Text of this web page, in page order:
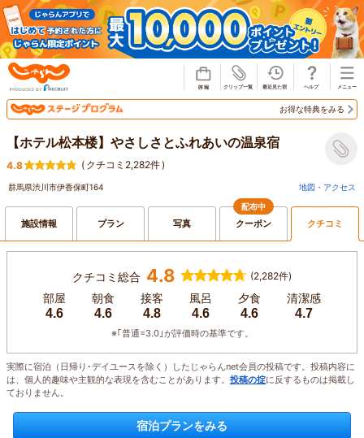
お得な特典をみる
【ホテル松本楼】やさしさとふれあいの温泉宿
4.8 ( クチコミ2,282件)
群馬県渋川市伊香保町164 地図・アクセス
施設情報 プラン 写真
配布中
クーポン クチコミ
クチコミ総合 4.8 (2,282件)
部屋
4.6
朝食
4.6
接客
4.8
風呂
4.6
夕食
4.6
清潔感
4.7
※｢普通=3.0｣が評価時の基準です。
実際に宿泊（日帰り･デイユースを除く）したじゃらんnet会員の投稿です。投稿内容に
は、個人的趣味や主観的な表現を含むことがあります。 投稿の掟に反するものは掲載し
ておりません。
宿泊プランをみる